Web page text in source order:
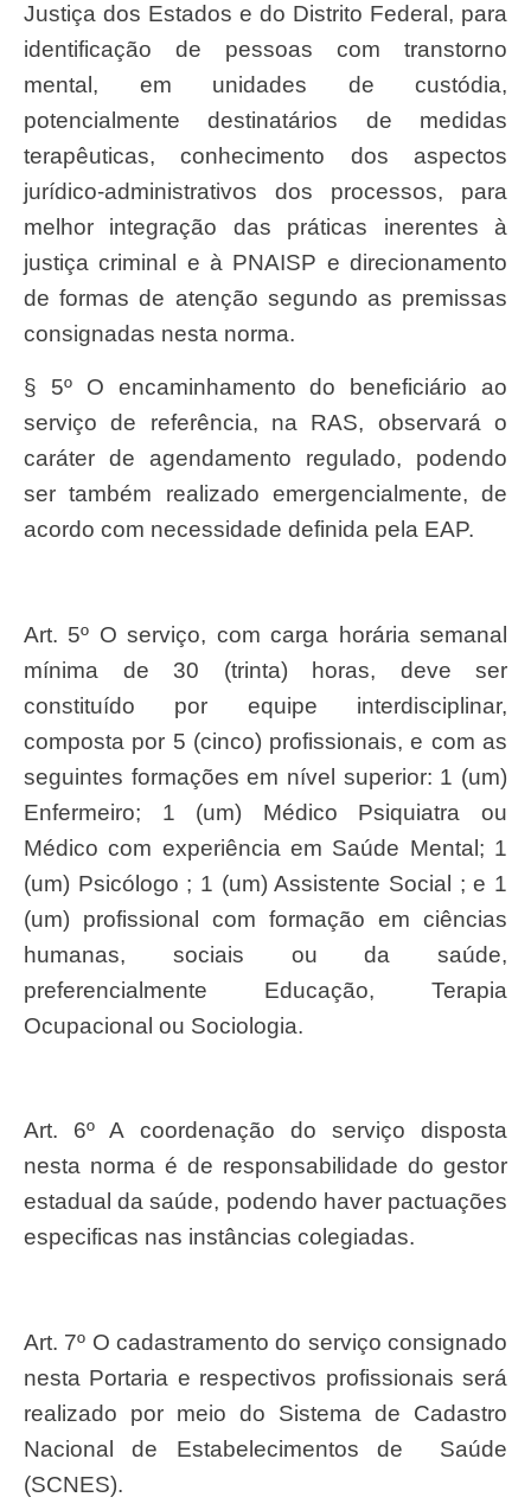
Justiça dos Estados e do Distrito Federal, para
identificação de pessoas com transtorno
mental, em unidades de custódia,
potencialmente destinatários de medidas
terapêuticas, conhecimento dos aspectos
jurídico-administrativos dos processos, para
melhor integração das práticas inerentes à
justiça criminal e à PNAISP e direcionamento
de formas de atenção segundo as premissas
consignadas nesta norma.
§ 5º O encaminhamento do beneficiário ao
serviço de referência, na RAS, observará o
caráter de agendamento regulado, podendo
ser também realizado emergencialmente, de
acordo com necessidade definida pela EAP.
Art. 5º O serviço, com carga horária semanal
mínima de 30 (trinta) horas, deve ser
constituído por equipe interdisciplinar,
composta por 5 (cinco) profissionais, e com as
seguintes formações em nível superior: 1 (um)
Enfermeiro; 1 (um) Médico Psiquiatra ou
Médico com experiência em Saúde Mental; 1
(um) Psicólogo ; 1 (um) Assistente Social ; e 1
(um) profissional com formação em ciências
humanas, sociais ou da saúde,
preferencialmente Educação, Terapia
Ocupacional ou Sociologia.
Art. 6º A coordenação do serviço disposta
nesta norma é de responsabilidade do gestor
estadual da saúde, podendo haver pactuações
especificas nas instâncias colegiadas.
Art. 7º O cadastramento do serviço consignado
nesta Portaria e respectivos profissionais será
realizado por meio do Sistema de Cadastro
Nacional de Estabelecimentos de Saúde
(SCNES).